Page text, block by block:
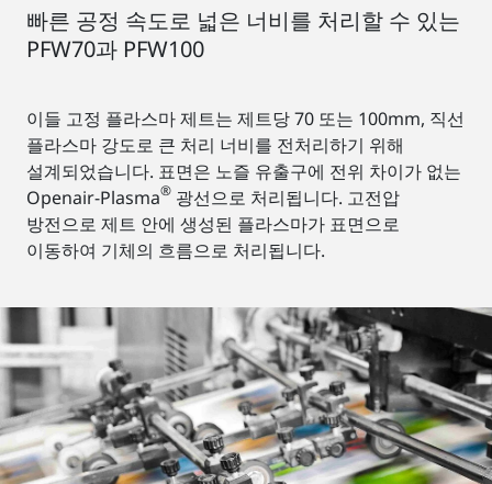
빠른 공정 속도로 넓은 너비를 처리할 수 있는
PFW70과 PFW100
이들 고정 플라스마 제트는 제트당 70 또는 100mm, 직선
플라스마 강도로 큰 처리 너비를 전처리하기 위해
설계되었습니다. 표면은 노즐 유출구에 전위 차이가 없는
Openair-Plasma® 광선으로 처리됩니다. 고전압
방전으로 제트 안에 생성된 플라스마가 표면으로
이동하여 기체의 흐름으로 처리됩니다.